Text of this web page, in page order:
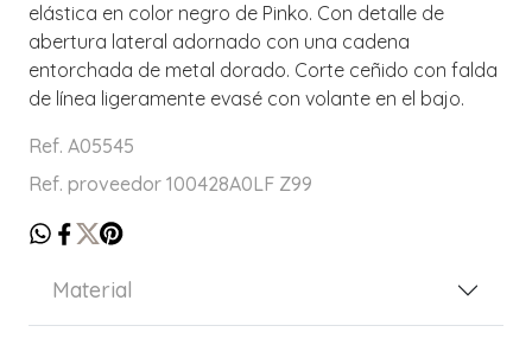
elástica en color negro de Pinko. Con detalle de
abertura lateral adornado con una cadena
entorchada de metal dorado. Corte ceñido con falda
de línea ligeramente evasé con volante en el bajo.
Ref. A05545
Ref. proveedor 100428A0LF Z99
Material